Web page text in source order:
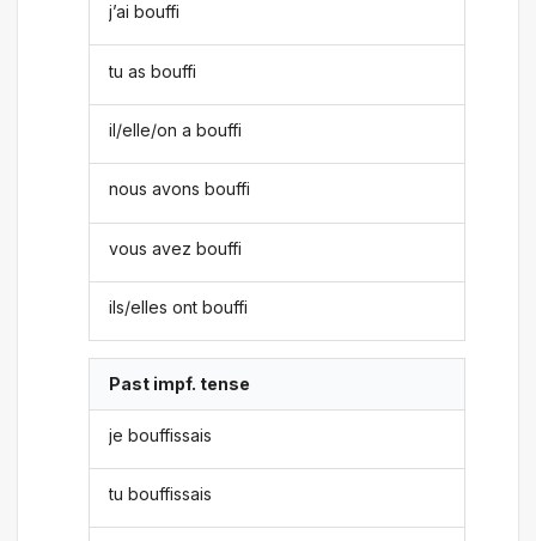
j’ai bouffi
tu as bouffi
il/elle/on a bouffi
nous avons bouffi
vous avez bouffi
ils/elles ont bouffi
Past impf. tense
je bouffissais
tu bouffissais